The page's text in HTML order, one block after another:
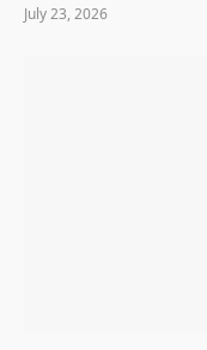
July 23, 2026